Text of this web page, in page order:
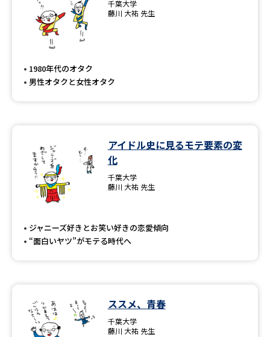
千葉大学
藤川 大祐 先生
1980年代のオタク
男性オタクと女性オタク
アイドル史に見るモテ要素の変
化
千葉大学
藤川 大祐 先生
ジャニーズ好きとお笑い好きの恋愛傾向
“面白いヤツ”がモテる時代へ
ススメ、青春
千葉大学
藤川 大祐 先生